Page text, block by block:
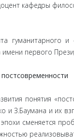
кафедры
гуманитарного и
первого
понятия
и З.Баумана и их
эпохи сменяется